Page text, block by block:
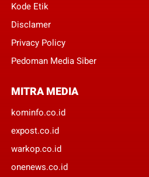
Kode Etik
Disclamer
Privacy Policy
Pedoman Media Siber
MITRA MEDIA
kominfo.co.id
expost.co.id
warkop.co.id
onenews.co.id